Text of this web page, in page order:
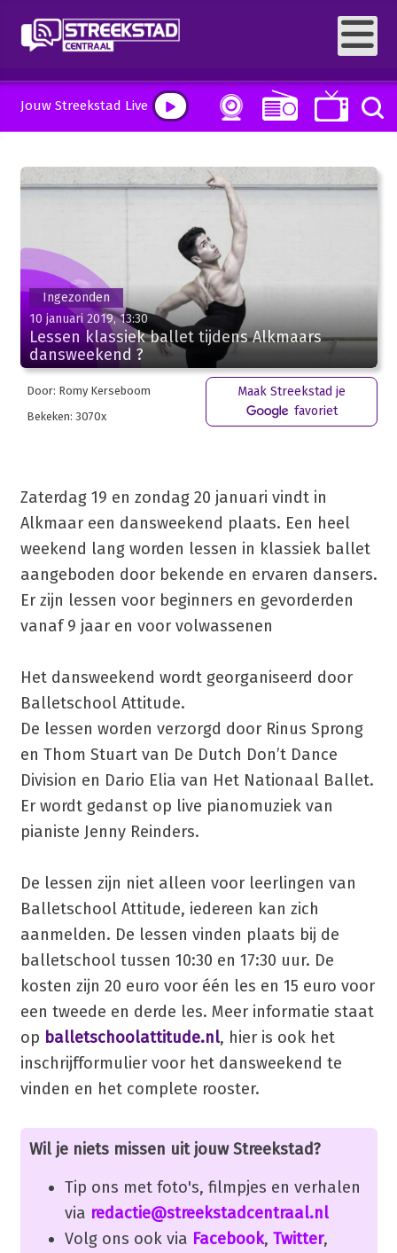
Jouw Streekstad Live
Ingezonden
10 januari 2019, 13:30
Lessen klassiek ballet tijdens Alkmaars
dansweekend ?
Door: Romy Kerseboom
Bekeken: 3070x
Maak Streekstad je
favoriet
Zaterdag 19 en zondag 20 januari vindt in
Alkmaar een dansweekend plaats. Een heel
weekend lang worden lessen in klassiek ballet
aangeboden door bekende en ervaren dansers.
Er zijn lessen voor beginners en gevorderden
vanaf 9 jaar en voor volwassenen
Het dansweekend wordt georganiseerd door
Balletschool Attitude.
De lessen worden verzorgd door Rinus Sprong
en Thom Stuart van De Dutch Don’t Dance
Division en Dario Elia van Het Nationaal Ballet.
Er wordt gedanst op live pianomuziek van
pianiste Jenny Reinders.
De lessen zijn niet alleen voor leerlingen van
Balletschool Attitude, iedereen kan zich
aanmelden. De lessen vinden plaats bij de
balletschool tussen 10:30 en 17:30 uur. De
kosten zijn 20 euro voor één les en 15 euro voor
een tweede en derde les. Meer informatie staat
op balletschoolattitude.nl, hier is ook het
inschrijfformulier voor het dansweekend te
vinden en het complete rooster.
Wil je niets missen uit jouw Streekstad?
Tip ons met foto's, filmpjes en verhalen
via redactie@streekstadcentraal.nl
Volg ons ook via Facebook, Twitter,